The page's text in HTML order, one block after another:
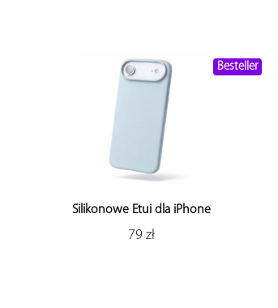
Besteller
Silikonowe Etui dla iPhone
79 zł